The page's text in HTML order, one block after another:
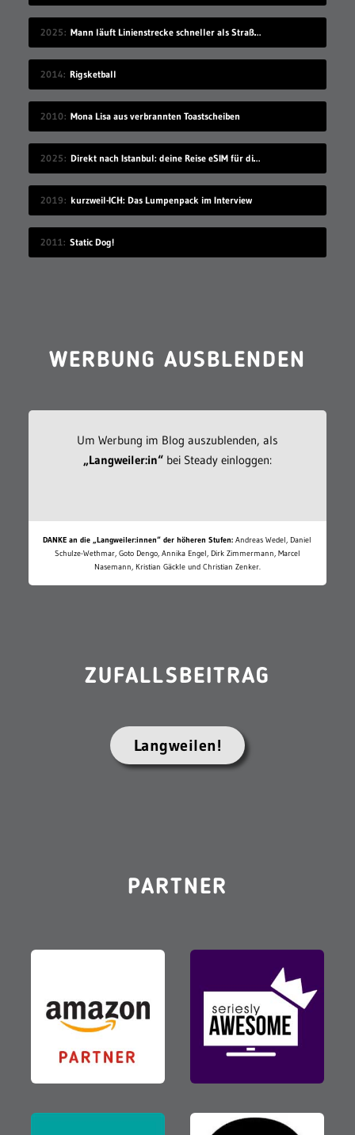
2025 Mann läuft Linienstrecke schneller als Straßenbahn
2014 Rigsketball
2010 Mona Lisa aus verbrannten Toastscheiben
2025 Direkt nach Istanbul: deine Reise eSIM für die Türkei
2019 kurzweil-ICH: Das Lumpenpack im Interview
2011 Static Dog!
WERBUNG AUSBLENDEN
Um Werbung im Blog auszublenden, als
„Langweiler:in“bei Steady einloggen:
DANKE an die „Langweiler:innen“ der höheren Stufen: Andreas Wedel, Daniel
Schulze-Wethmar, Goto Dengo, Annika Engel, Dirk Zimmermann, Marcel
Nasemann, Kristian Gäckle und Christian Zenker.
ZUFALLSBEITRAG
Langweilen!
PARTNER